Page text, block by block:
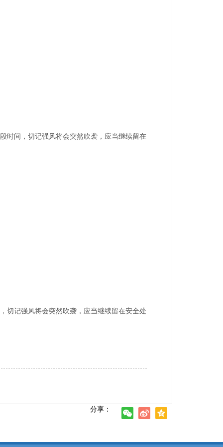
间，切记强风将会突然吹袭，应当继续留在
记强风将会突然吹袭，应当继续留在安全处
分享：